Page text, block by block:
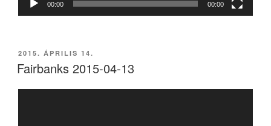
00:00 00:00
BEKÜLDVE:
2015. ÁPRILIS 14.
Fairbanks 2015-04-13